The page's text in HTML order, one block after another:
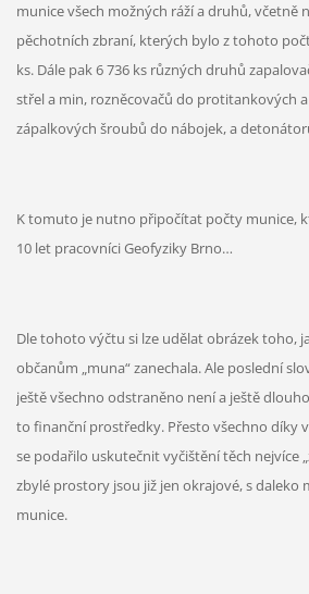
munice všech možných ráží a druhů, včetně
pěchotních zbraní, kterých bylo z tohoto
ks. Dále pak 6 736 ks různých druhů
střel a min, rozněcovačů do protitankových
zápalkových šroubů do nábojek, a
K tomuto je nutno připočítat počty munice,
10 let pracovníci Geofyziky Brno…
Dle tohoto výčtu si lze udělat obrázek toho,
občanům „muna“ zanechala. Ale poslední
ještě všechno odstraněno není a ještě
to finanční prostředky. Přesto všechno díky
se podařilo uskutečnit vyčištění těch nejvíce
zbylé prostory jsou již jen okrajové, s daleko
munice.